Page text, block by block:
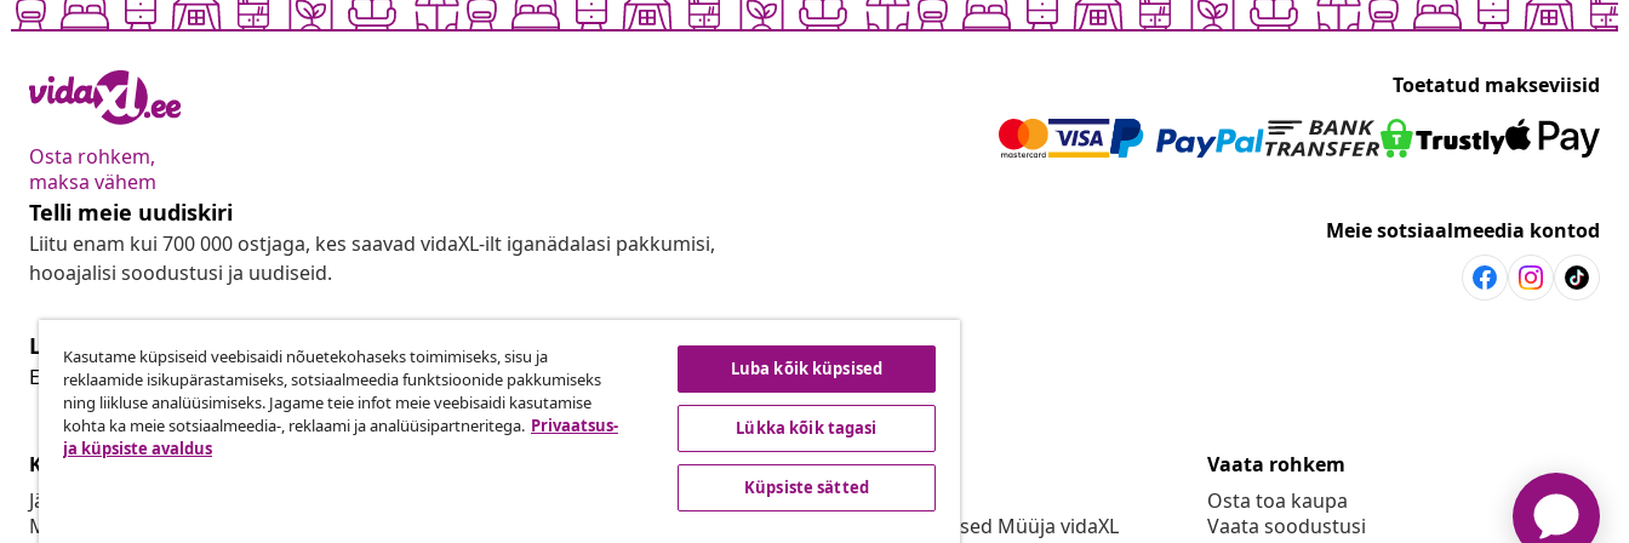
Osta rohkem,
maksa vähem
Toetatud makseviisid
Telli meie uudiskiri
Liitu enam kui 700 000 ostjaga, kes saavad vidaXL-ilt iganädalasi pakkumisi,
hooajalisi soodustusi ja uudiseid.
Meie sotsiaalmeedia kontod
Lepingust taganemine
Esita oma tellimuse kohta tagastamissoov.
Lepingust taganemine
Klienditeenindus
Jälgi oma tellimust
Mi konto
vidaXL
vidaXList
Kasutustingimused Müüja vidaXL
Vaata rohkem
Osta toa kaupa
Vaata soodustusi
Kasutame küpsiseid veebisaidi nõuetekohaseks toimimiseks, sisu ja
reklaamide isikupärastamiseks, sotsiaalmeedia funktsioonide pakkumiseks
ning liikluse analüüsimiseks. Jagame teie infot meie veebisaidi kasutamise
kohta ka meie sotsiaalmeedia-, reklaami ja analüüsipartneritega. Privaatsus-
ja küpsiste avaldus
Luba kõik küpsised
Lükka kõik tagasi
Küpsiste sätted